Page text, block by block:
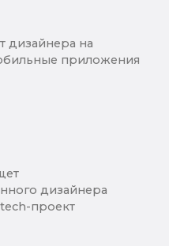
дизайнера на
приложения
дизайнера
проект